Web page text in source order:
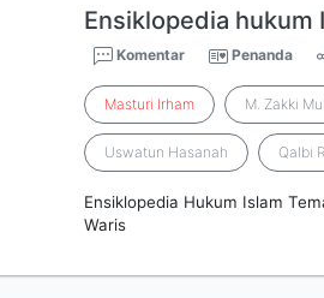
Ensiklopedia hukum
Komentar Penanda
Masturi Irham M. Zakki
Uswatun Hasanah Qalbi
Ensiklopedia Hukum Islam
Waris